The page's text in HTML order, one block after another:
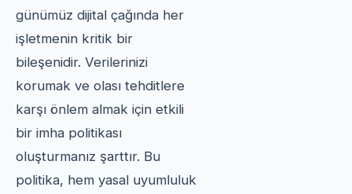
günümüz dijital çağında her
işletmenin kritik bir
bileşenidir. Verilerinizi
korumak ve olası tehditlere
karşı önlem almak için etkili
bir imha politikası
oluşturmanız şarttır. Bu
politika, hem yasal uyumluluk